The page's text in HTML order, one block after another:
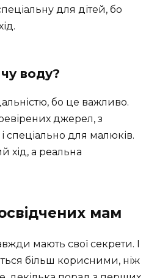
для дітей, бо
воду?
бо це важливо.
джерел, з
спеціально для малюків.
хід, а реальна
мам
мають свої секрети. І
більш корисними, ніж